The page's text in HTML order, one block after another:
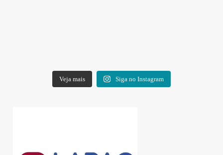
Veja mais Siga no Instagram